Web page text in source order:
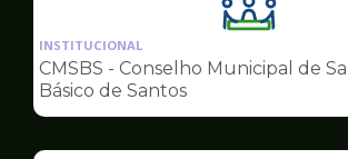
Ilustração
da
pagina
Conselhos
INSTITUCIONAL
CMSBS - Conselho Municipal de
Básico de Santos